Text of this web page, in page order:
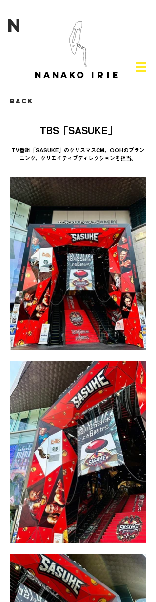
N
NANAKO IRIE
Back
TBS「SASUKE」
TV番組「SASUKE」のクリスマスCM、OOHのプラン
ニング、クリエイティブディレクションを担当。